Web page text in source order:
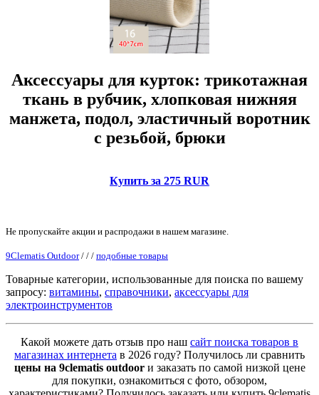
Аксессуары для курток: трикотажная
ткань в рубчик, хлопковая нижняя
манжета, подол, эластичный воротник
с резьбой, брюки
Купить за 275 RUR
Не пропускайте акции и распродажи в нашем магазине.
9Clematis Outdoor/ / / подобные товары
Товарные категории, использованные для поиска по вашему
запросу: витамины, справочники, аксессуары для
электроинструментов
Какой можете дать отзыв про наш сайт поиска товаров в
магазинах интернета в 2026 году? Получилось ли сравнить
цены на 9clematis outdoorи заказать по самой низкой цене
для покупки, ознакомиться с фото, обзором,